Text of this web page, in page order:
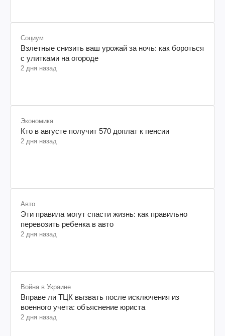
Социум
Взлетные снизить ваш урожай за ночь: как бороться
с улитками на огороде
2 дня назад
Экономика
Кто в августе получит 570 доплат к пенсии
2 дня назад
Авто
Эти правила могут спасти жизнь: как правильно
перевозить ребенка в авто
2 дня назад
Война в Украине
Вправе ли ТЦК вызвать после исключения из
военного учета: объяснение юриста
2 дня назад